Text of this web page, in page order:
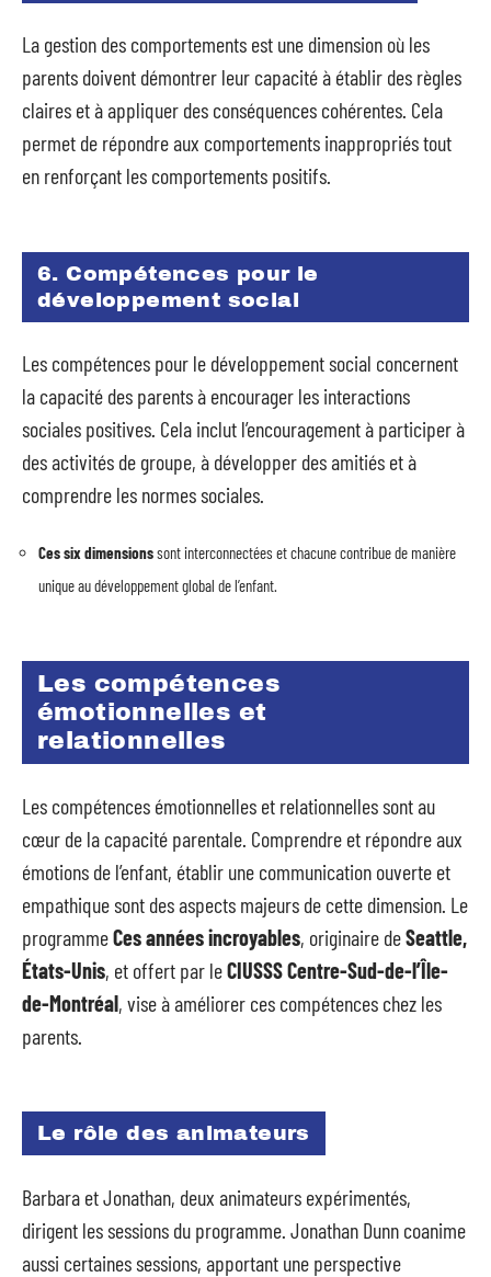
La gestion des comportements est une dimension où les
parents doivent démontrer leur capacité à établir des règles
claires et à appliquer des conséquences cohérentes. Cela
permet de répondre aux comportements inappropriés tout
en renforçant les comportements positifs.
6. Compétences pour le
développement social
Les compétences pour le développement social concernent
la capacité des parents à encourager les interactions
sociales positives. Cela inclut l’encouragement à participer à
des activités de groupe, à développer des amitiés et à
comprendre les normes sociales.
Ces six dimensionssont interconnectées et chacune contribue de manière
unique au développement global de l’enfant.
Les compétences
émotionnelles et
relationnelles
Les compétences émotionnelles et relationnelles sont au
cœur de la capacité parentale. Comprendre et répondre aux
émotions de l’enfant, établir une communication ouverte et
empathique sont des aspects majeurs de cette dimension. Le
programmeCes années incroyables, originaire deSeattle,
États-Unis, et offert par leCIUSSS Centre-Sud-de-l’Île-
de-Montréal, vise à améliorer ces compétences chez les
parents.
Le rôle des animateurs
Barbara et Jonathan, deux animateurs expérimentés,
dirigent les sessions du programme. Jonathan Dunn coanime
aussi certaines sessions, apportant une perspective